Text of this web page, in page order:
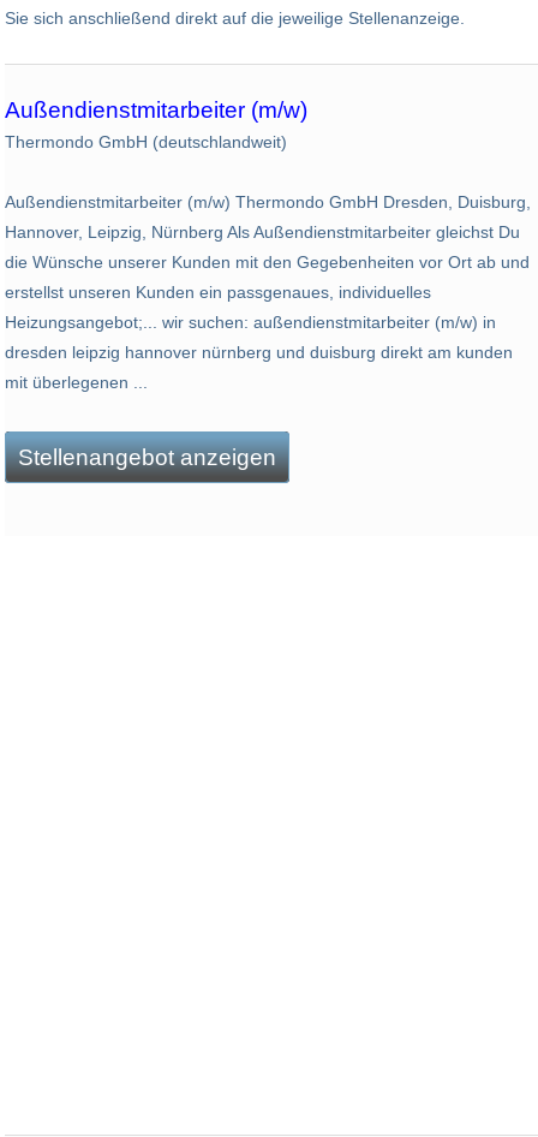
Sie sich anschließend direkt auf die jeweilige Stellenanzeige.
Außendienstmitarbeiter (m/w)
Thermondo GmbH (deutschlandweit)
Außendienstmitarbeiter (m/w) Thermondo GmbH Dresden, Duisburg,
Hannover, Leipzig, Nürnberg Als Außendienstmitarbeiter gleichst Du
die Wünsche unserer Kunden mit den Gegebenheiten vor Ort ab und
erstellst unseren Kunden ein passgenaues, individuelles
Heizungsangebot;... wir suchen: außendienstmitarbeiter (m/w) in
dresden leipzig hannover nürnberg und duisburg direkt am kunden
mit überlegenen ...
Stellenangebot anzeigen